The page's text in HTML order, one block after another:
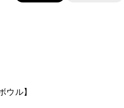
ル】